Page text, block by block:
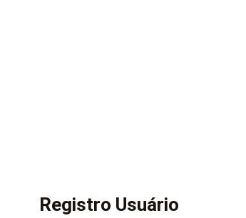
Registro Usuário